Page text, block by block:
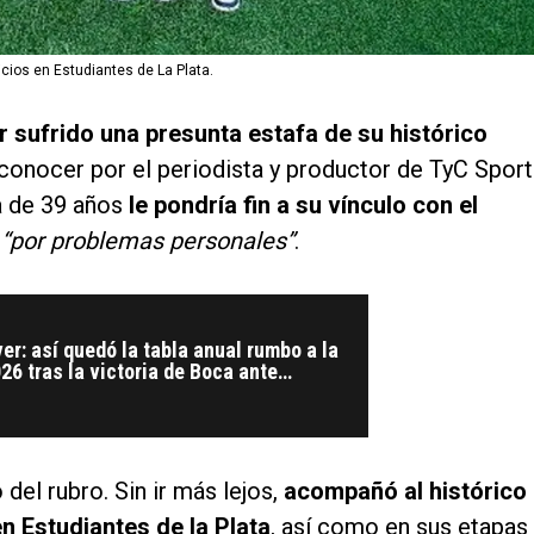
en Estudiantes de La Plata.
una presunta estafa de su histórico
por el periodista y productor de TyC
39 años le pondría fin a su vínculo con el
“por problemas personales”.
así quedó la tabla anual rumbo a la
tras la victoria de Boca ante
rubro. Sin ir más lejos, acompañó al histórico
Estudiantes de la Plata, así como en sus etapas